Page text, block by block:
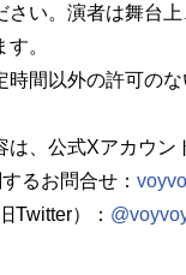
さい。演者は舞台
。
時間以外の許可の
は、公式Xアカウン
るお問合せ：
Twitter）：